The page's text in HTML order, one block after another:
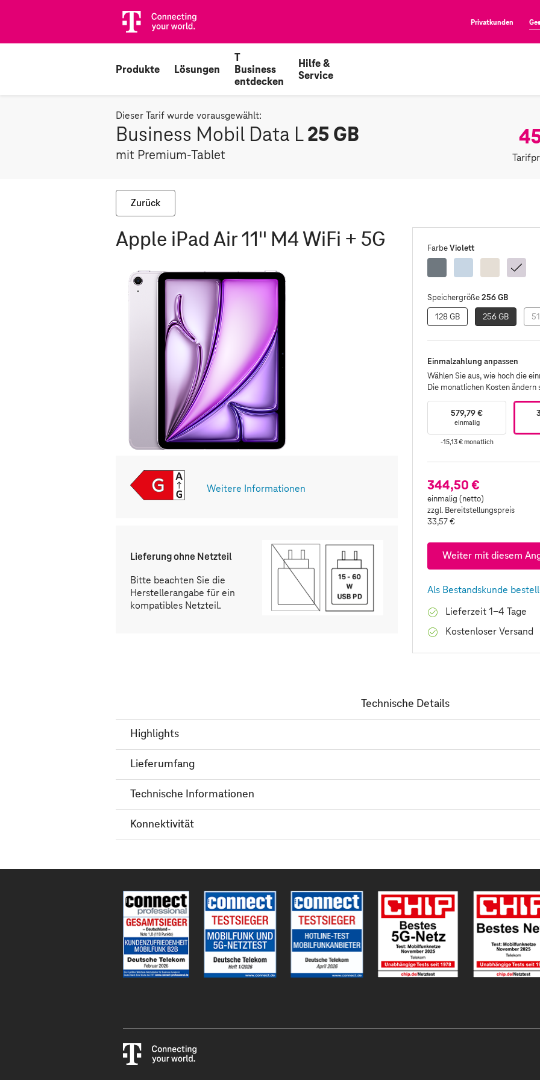
Privatkunden
Produkte Lösungen
T
Business
entdecken
Hilfe &
Service
Dieser Tarif wurde vorausgewählt:
Business Mobil Data L25 GB
mit Premium-Tablet
Zurück
Apple iPad Air 11'' M4 WiFi + 5G
Weitere Informationen
Lieferung ohne Netzteil
Bitte beachten Sie die
Herstellerangabe für ein
kompatibles Netzteil.
Farbe Violett
Space
Grau
Polarstern
Speichergröße 256 GB
128 GB 256 GB
Einmalzahlung anpassen
Wählen Sie aus, wie hoch die
Die monatlichen Kosten
579,79 €
einmalig
-15,13 €monatlich
344,50 €
einmalig (netto)
zzgl. Bereitstellungspreis
33,57 €
Weiter mit diesem
Als Bestandskunde
Lieferzeit 1-4 Tage
Kostenloser Versand
Technische Details
Highlights
Lieferumfang
Technische Informationen
Konnektivität